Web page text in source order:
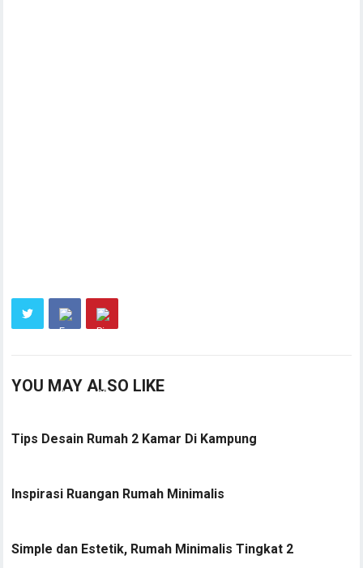
YOU MAY ALSO LIKE
Tips Desain Rumah 2 Kamar Di Kampung
Inspirasi Ruangan Rumah Minimalis
Simple dan Estetik, Rumah Minimalis Tingkat 2